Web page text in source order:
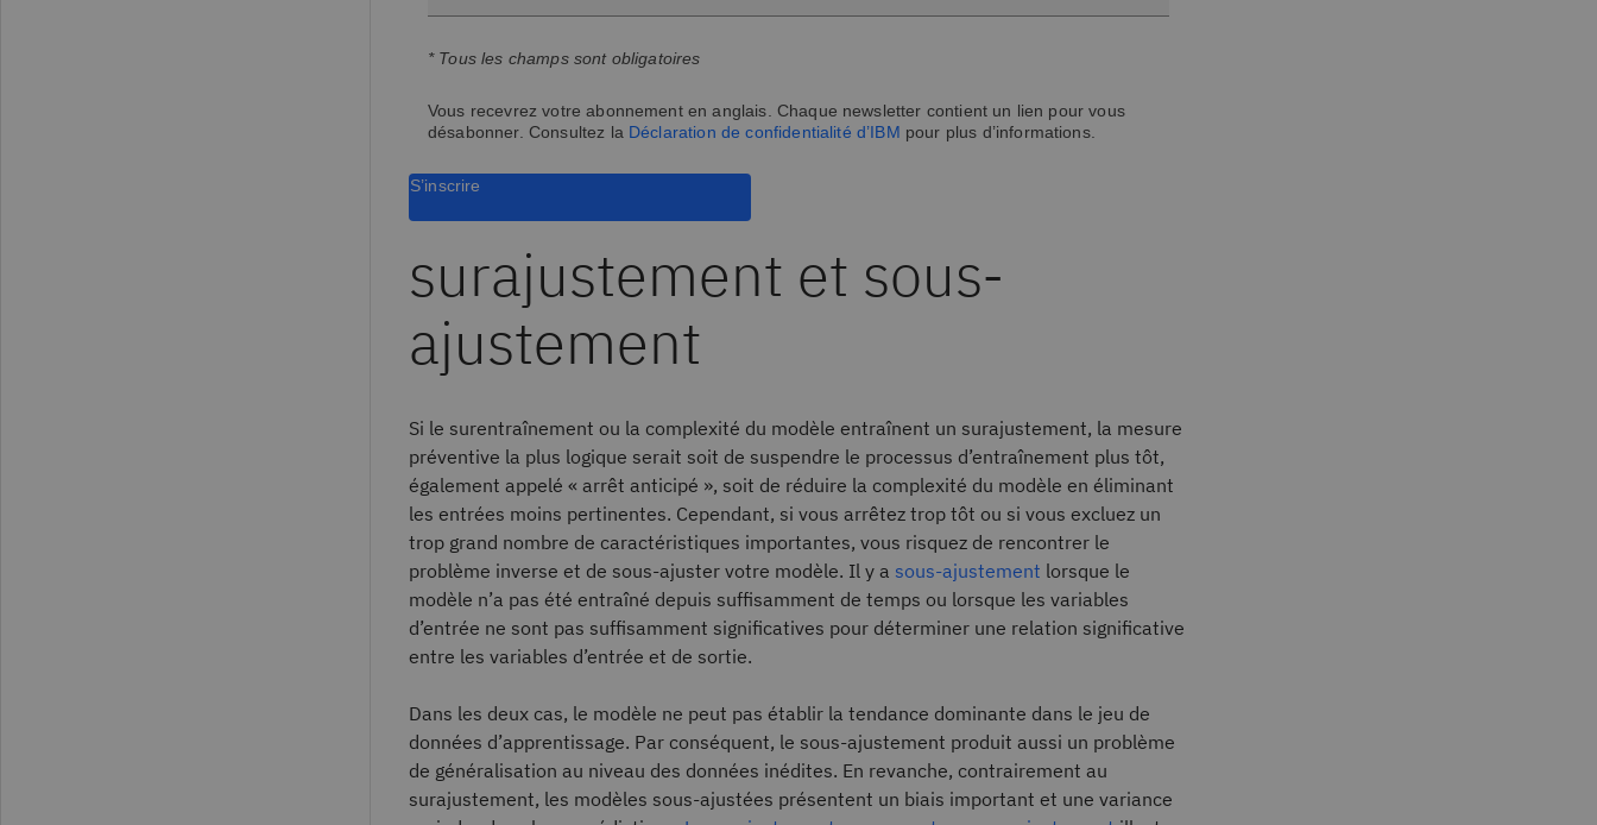
* Tous les champs sont obligatoires
Vous recevrez votre abonnement en anglais. Chaque newsletter contient un lien pour vous
désabonner. Consultez la Déclaration de confidentialité d’IBM pour plus d’informations.
S’inscrire
surajustement et sous-
ajustement
Si le surentraînement ou la complexité du modèle entraînent un surajustement, la mesure
préventive la plus logique serait soit de suspendre le processus d’entraînement plus tôt,
également appelé « arrêt anticipé », soit de réduire la complexité du modèle en éliminant
les entrées moins pertinentes. Cependant, si vous arrêtez trop tôt ou si vous excluez un
trop grand nombre de caractéristiques importantes, vous risquez de rencontrer le
problème inverse et de sous-ajuster votre modèle. Il y a sous-ajustement lorsque le
modèle n’a pas été entraîné depuis suffisamment de temps ou lorsque les variables
d’entrée ne sont pas suffisamment significatives pour déterminer une relation significative
entre les variables d’entrée et de sortie.
Dans les deux cas, le modèle ne peut pas établir la tendance dominante dans le jeu de
données d’apprentissage. Par conséquent, le sous-ajustement produit aussi un problème
de généralisation au niveau des données inédites. En revanche, contrairement au
surajustement, les modèles sous-ajustées présentent un biais important et une variance